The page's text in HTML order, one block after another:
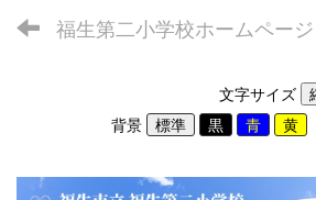
福生第二小学校ホームページ
文字サイズ
背景